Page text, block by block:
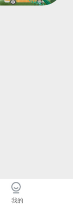
我的